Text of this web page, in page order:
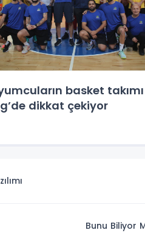
basket takımı
dikkat çekiyor
Bunu Biliyor